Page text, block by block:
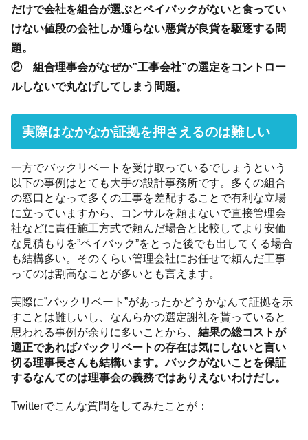
だけで会社を組合が選ぶとペイパックがないと食ってい
けない値段の会社しか通らない悪貨が良貨を駆逐する問
題。
② 組合理事会がなぜか”工事会社”の選定をコントロー
ルしないで丸なげしてしまう問題。
実際はなかなか証拠を押さえるのは難しい
一方でバックリベートを受け取っているでしょうという
以下の事例はとても大手の設計事務所です。多くの組合
の窓口となって多くの工事を差配することで有利な立場
に立っていますから、コンサルを頼まないで直接管理会
社などに責任施工方式で頼んだ場合と比較してより安価
な見積もりを”ペイバック”をとった後でも出してくる場合
も結構多い。そのくらい管理会社にお任せで頼んだ工事
ってのは割高なことが多いとも言えます。
実際に”バックリベート”があったかどうかなんて証拠を示
すことは難しいし、なんらかの選定謝礼を貰っていると
思われる事例が余りに多いことから、結果の総コストが
適正であればバックリベートの存在は気にしないと言い
切る理事長さんも結構います。バックがないことを保証
するなんてのは理事会の義務ではありえないわけだし。
Twitterでこんな質問をしてみたことが：